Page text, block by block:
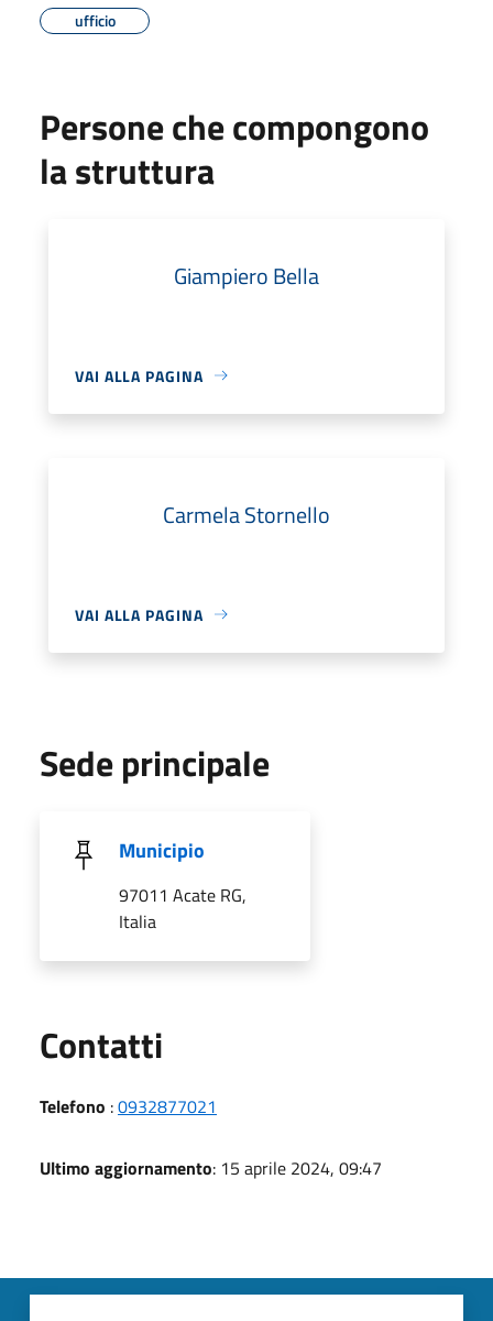
ufficio
Persone che compongono
la struttura
Giampiero Bella
VAI ALLA PAGINA
Carmela Stornello
VAI ALLA PAGINA
Sede principale
Municipio
97011 Acate RG,
Italia
Contatti
Telefono :0932877021
Ultimo aggiornamento: 15 aprile 2024, 09:47